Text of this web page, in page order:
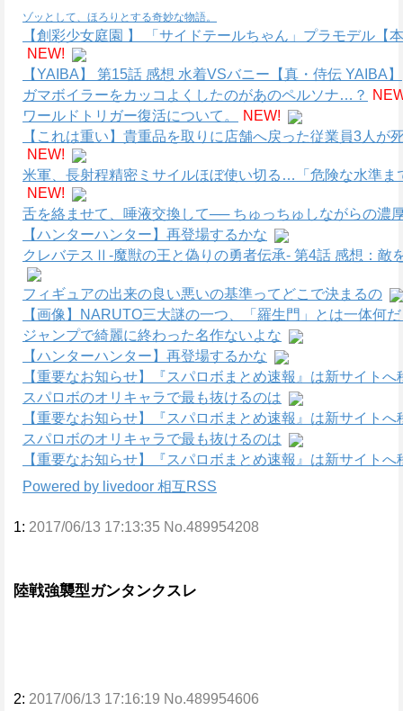
ゾッとして、ほろりとする奇妙な物語。
【創彩少女庭園 】 「サイドテールちゃん」プラモデル【
NEW!
【YAIBA】 第15話 感想 水着VSバニー【真・侍伝 YAIBA】
ガマボイラーをカッコよくしたのがあのペルソナ…？
ワールドトリガー復活について。
NEW!
【これは重い】貴重品を取りに店舗へ戻った従業員3人
NEW!
米軍、長射程精密ミサイルほぼ使い切る…「危険な水準ま
NEW!
舌を絡ませて、唾液交換して── ちゅっちゅしながらの濃
【ハンターハンター】再登場するかな
クレバテスⅡ-魔獣の王と偽りの勇者伝承- 第4話 感想：敵
フィギュアの出来の良い悪いの基準ってどこで決まるの
【画像】NARUTO三大謎の一つ、「羅生門」とは一体何
ジャンプで綺麗に終わった名作ないよな
【ハンターハンター】再登場するかな
【重要なお知らせ】『スパロボまとめ速報』は新サイトへ
スパロボのオリキャラで最も抜けるのは
【重要なお知らせ】『スパロボまとめ速報』は新サイトへ
スパロボのオリキャラで最も抜けるのは
【重要なお知らせ】『スパロボまとめ速報』は新サイトへ
Powered by livedoor 相互RSS
1: 2017/06/13 17:13:35 No.489954208
陸戦強襲型ガンタンクスレ
2: 2017/06/13 17:16:19 No.489954606